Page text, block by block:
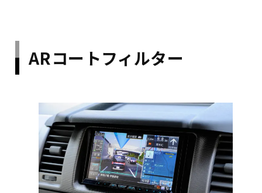
ARコートフィルター